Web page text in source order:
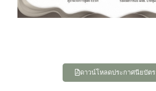
ดาวน์โหลดประกาศนียบัตร